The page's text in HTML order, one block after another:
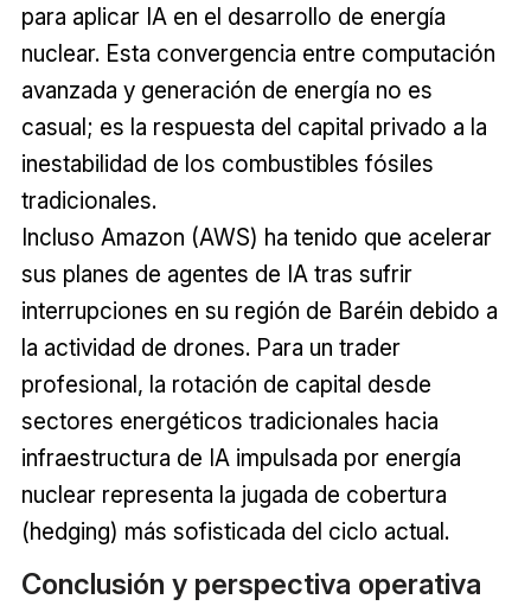
para aplicar IA en el desarrollo de energía
nuclear. Esta convergencia entre computación
avanzada y generación de energía no es
casual; es la respuesta del capital privado a la
inestabilidad de los combustibles fósiles
tradicionales.
Incluso Amazon (AWS) ha tenido que acelerar
sus planes de agentes de IA tras sufrir
interrupciones en su región de Baréin debido a
la actividad de drones. Para un trader
profesional, la rotación de capital desde
sectores energéticos tradicionales hacia
infraestructura de IA impulsada por energía
nuclear representa la jugada de cobertura
(hedging) más sofisticada del ciclo actual.
Conclusión y perspectiva operativa